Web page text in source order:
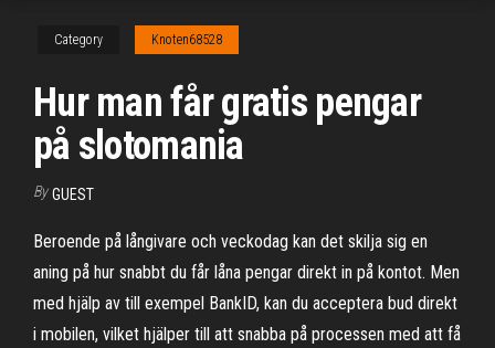
Category Knoten68528
Hur man får gratis pengar
på slotomania
By GUEST
Beroende på långivare och veckodag kan det skilja sig en
aning på hur snabbt du får låna pengar direkt in på kontot. Men
med hjälp av till exempel BankID, kan du acceptera bud direkt
i mobilen, vilket hjälper till att snabba på processen med att få